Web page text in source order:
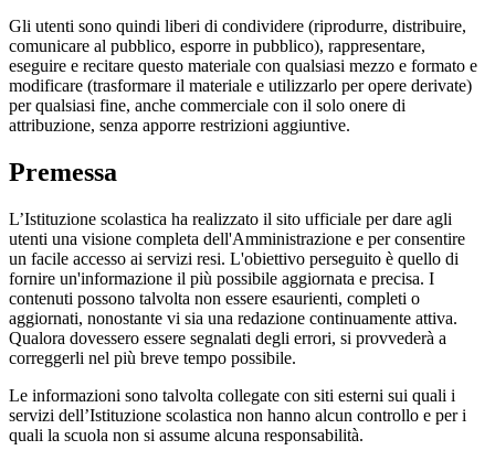
Gli utenti sono quindi liberi di condividere (riprodurre, distribuire,
comunicare al pubblico, esporre in pubblico), rappresentare,
eseguire e recitare questo materiale con qualsiasi mezzo e formato e
modificare (trasformare il materiale e utilizzarlo per opere derivate)
per qualsiasi fine, anche commerciale con il solo onere di
attribuzione, senza apporre restrizioni aggiuntive.
Premessa
L’Istituzione scolastica ha realizzato il sito ufficiale per dare agli
utenti una visione completa dell'Amministrazione e per consentire
un facile accesso ai servizi resi. L'obiettivo perseguito è quello di
fornire un'informazione il più possibile aggiornata e precisa. I
contenuti possono talvolta non essere esaurienti, completi o
aggiornati, nonostante vi sia una redazione continuamente attiva.
Qualora dovessero essere segnalati degli errori, si provvederà a
correggerli nel più breve tempo possibile.
Le informazioni sono talvolta collegate con siti esterni sui quali i
servizi dell’Istituzione scolastica non hanno alcun controllo e per i
quali la scuola non si assume alcuna responsabilità.